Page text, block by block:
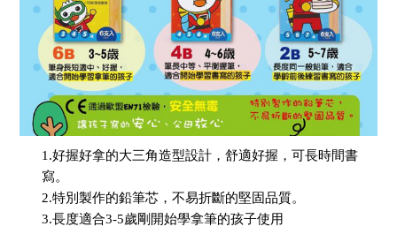
1.好握好拿的大三角造型設計，舒適好握，可長時間書
寫。
2.特別製作的鉛筆芯，不易折斷的堅固品質。
3.長度適合3-5歲剛開始學拿筆的孩子使用